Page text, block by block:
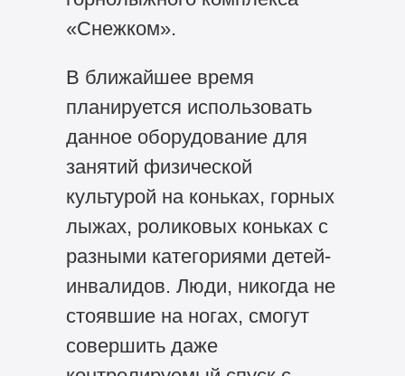
«Снежком».
В ближайшее время
планируется использовать
данное оборудование для
занятий физической
культурой на коньках, горных
лыжах, роликовых коньках с
разными категориями детей-
инвалидов. Люди, никогда не
стоявшие на ногах, смогут
совершить даже